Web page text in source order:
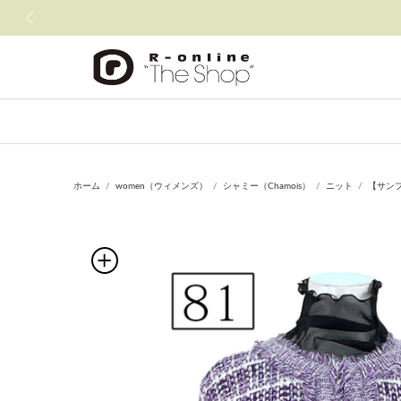
ホーム women（ウィメンズ） シャミー（Chamois） ニット 【サン